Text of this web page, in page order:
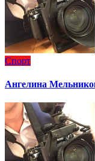
Спорт
Ангелина